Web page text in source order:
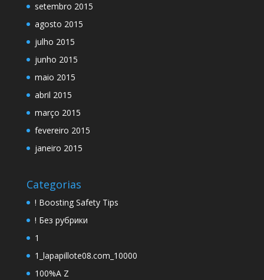
setembro 2015
agosto 2015
julho 2015
junho 2015
maio 2015
abril 2015
março 2015
fevereiro 2015
janeiro 2015
Categorias
! Boosting Safety Tips
! Без рубрики
1
1_lapapillote08.com_10000
100%A Z